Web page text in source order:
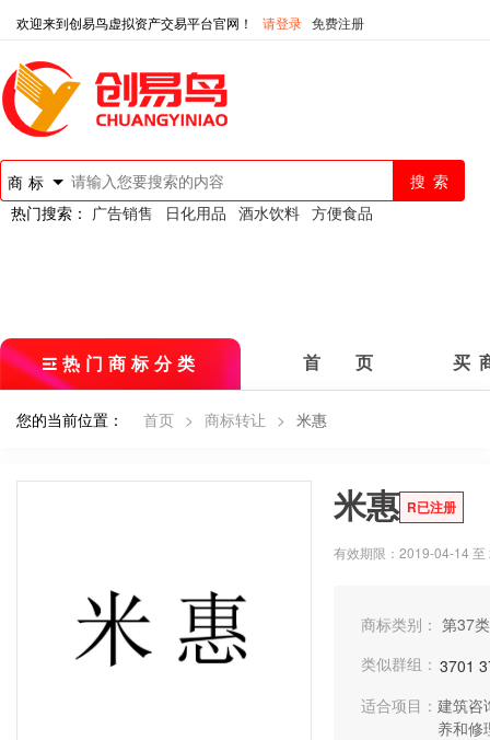
欢迎来到创易鸟虚拟资产交易平台官网！ 请登录 免费注册
商标
热门搜索： 广告销售 日化用品 酒水饮料 方便食品
热门商标分类 首 页 买
您的当前位置： 首页 > 商标转让 > 米惠
米惠 R已注册
有效期限：2019-04-14
商标类别： 第37
类似群组： 3701
适合项目： 建筑咨
养和修